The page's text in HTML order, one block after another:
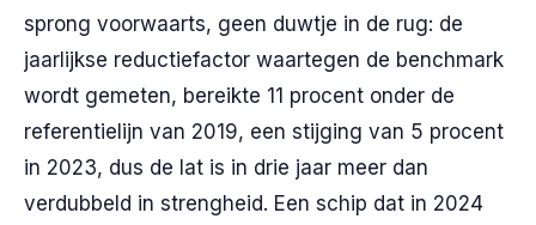
sprong voorwaarts, geen duwtje in de rug: de
jaarlijkse reductiefactor waartegen de benchmark
wordt gemeten, bereikte 11 procent onder de
referentielijn van 2019, een stijging van 5 procent
in 2023, dus de lat is in drie jaar meer dan
verdubbeld in strengheid. Een schip dat in 2024